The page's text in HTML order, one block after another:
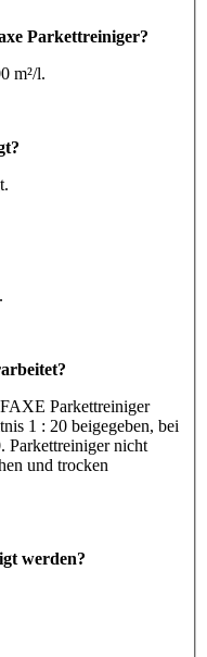
Parkettreiniger?
m²/l.
Parkettreiniger
1 : 20 beigegeben, bei
Parkettreiniger nicht
und trocken
werden?